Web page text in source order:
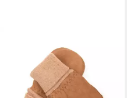
Fäustlinge Muckel - Baby
Fäustling aus Merino Lammfell
mit Lammfell-Fütterung
34,95 €